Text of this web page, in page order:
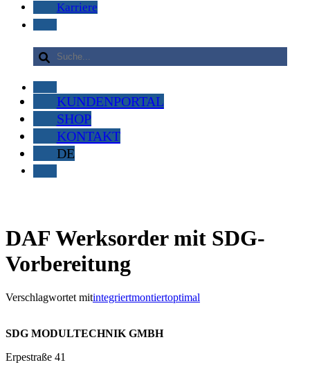
Karriere
KUNDENPORTAL
SHOP
KONTAKT
DE
DAF Werksorder mit SDG-
Vorbereitung
Verschlagwortet mitintegriertmontiertoptimal
SDG MODULTECHNIK GMBH
Erpestraße 41